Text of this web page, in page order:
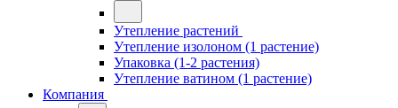
Утепление растений
Утепление изолоном (1 растение)
Упаковка (1-2 растения)
Утепление ватином (1 растение)
Компания